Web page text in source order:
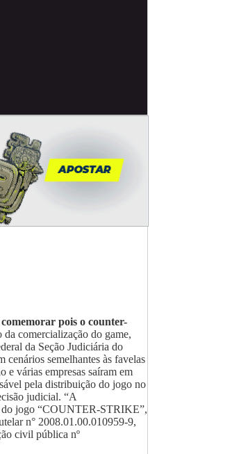
pois o counter-
comercialização do game,
da Seção Judiciária do
semelhantes às favelas
e várias empresas saíram em
pela distribuição do jogo no
judicial. “A
jogo “COUNTER-STRIKE”,
n° 2008.01.00.010959-9,
civil pública nº